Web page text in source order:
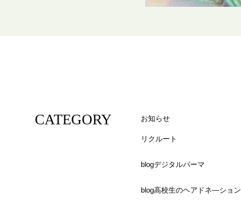
CATEGORY お知らせ
リクルート
blogデジタルパーマ
blog高校生のヘアドネ―ション